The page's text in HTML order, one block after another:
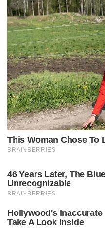
This Woman Chose To
BRAINBERRIES
46 Years Later, The
Unrecognizable
BRAINBERRIES
Hollywood's
Take A Look Inside